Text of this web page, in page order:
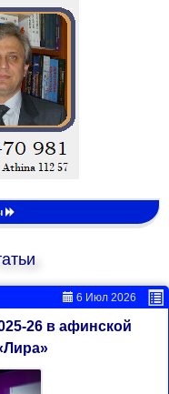
6 Июл 2026
26 в афинской